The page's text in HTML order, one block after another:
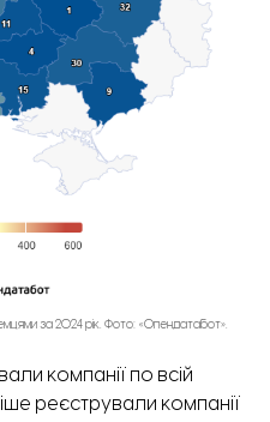
за 2024 рік. Фото: «Опендатабот».
компанії по всій
реєстрували компанії